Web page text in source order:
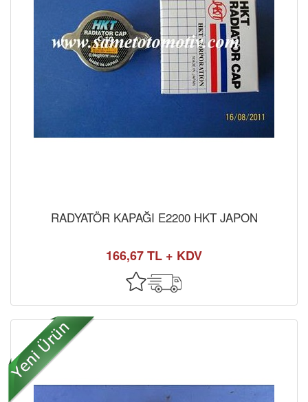
RADYATÖR KAPAĞI E2200 HKT JAPON
166,67 TL + KDV